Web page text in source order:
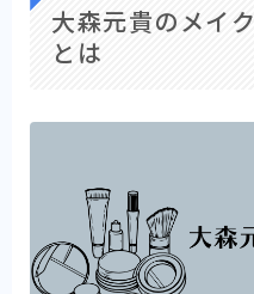
大森元貴のメイ
とは